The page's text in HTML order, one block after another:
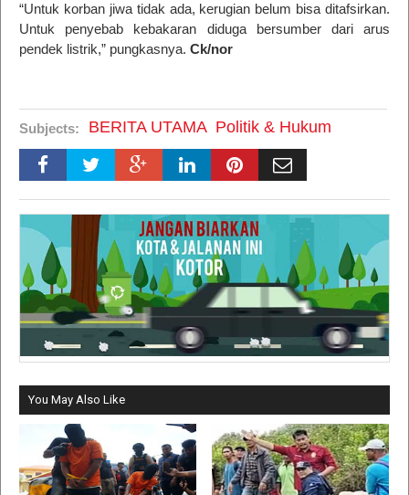
“Untuk korban jiwa tidak ada, kerugian belum bisa ditafsirkan.
Untuk penyebab kebakaran diduga bersumber dari arus
pendek listrik,” pungkasnya. Ck/nor
Subjects: BERITA UTAMA Politik & Hukum
You May Also Like